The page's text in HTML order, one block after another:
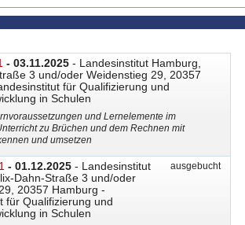
- 03.11.2025 - Landesinstitut Hamburg,
3 und/oder Weidenstieg 29, 20357
für Qualifizierung und
in Schulen
und Lernelemente im
zu Brüchen und dem Rechnen mit
und umsetzen
- 01.12.2025 - Landesinstitut
Dahn-Straße 3 und/oder
20357 Hamburg -
für Qualifizierung und
in Schulen
ausgebucht